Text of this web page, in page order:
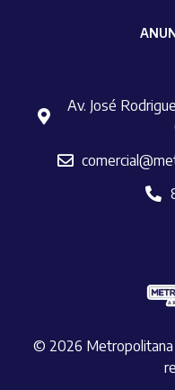
Av. José
© 2026 Metropolitana